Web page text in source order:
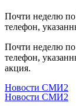
Почти неделю по
телефон,
Почти неделю по
телефон,
акция.
Новости СМИ2
Новости СМИ2